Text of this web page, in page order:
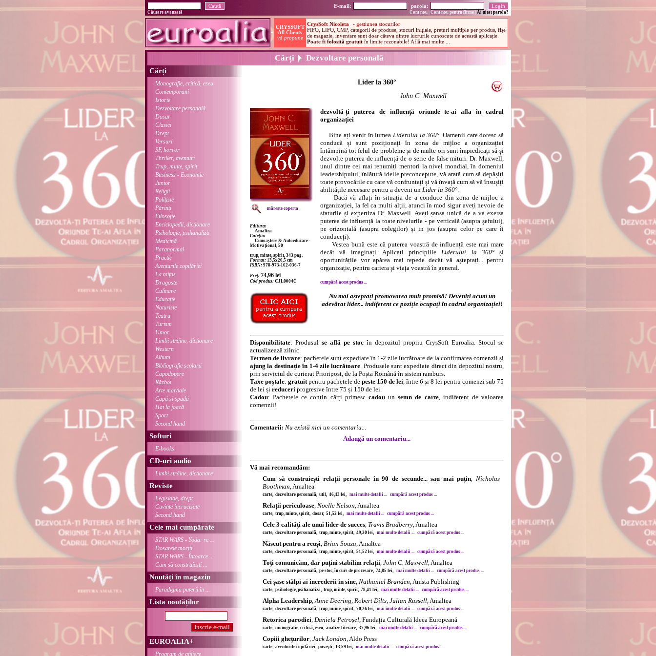
E-mail: parola:
Căutare avansată Cont nou Cont nou pentru firme Ai uitat parola?
Cărți Dezvoltare personală
Cărți
Monografie, critică, eseu
Contemporani
Istorie
Dezvoltare personală
Dosar
Clasici
Drept
Versuri
SF, horror
Thriller, aventuri
Trup, minte, spirit
Business - Economie
Junior
Religii
Polițiste
Părinți
Filosofie
Enciclopedii, dicționare
Psihologie, psihanaliză
Medicină
Paranormal
Practic
Aventurile copilăriei
La taifas
Dragoste
Culinare
Educație
Naturiste
Teatru
Turism
Umor
Limbi străine, dicționare
Western
Album
Bibliografie școlară
Capodopere
Război
Arte marțiale
Capă și spadă
Hai la joacă
Sport
Second hand
Softuri
E-books
CD-uri audio
Limbi străine, dicționare
Reviste
Legislație, drept
Cuvinte încrucișate
Second hand
Cele mai cumpărate
STAR WARS - Yoda: re ...
Dosarele morții
STAR WARS - Întoarce ...
Cum să construiești ...
Noutăți în magazin
Paradigma puterii în ...
Lista noutăților
EUROALIA+
Program de afiliere
Lider la 360°
John C. Maxwell
mărește coperta
Editura:
Amaltea
Coleția:
Cunoaștere & Autoeducare -
Motivațional, 50
trup, minte, spirit, 343 pag.
Format: 13,5x20,5 cm
ISBN: 978-973-162-036-7
Preț: 74,96 lei
Cod produs: CJL0004C
dezvoltă-ți puterea de influență oriunde te-ai afla în cadrul
organizației
Bine ați venit în lumea Liderului la 360°. Oamenii care doresc să
conducă și sunt poziționați în zona de mijloc a organizației
întâmpină tot felul de probleme și de multe ori sunt împiedicați să-și
dezvolte puterea de influență de o serie de false mituri. Dr. Maxwell,
unul dintre cei mai renumiți mentori la nivel mondial, în domeniul
leadershipului, înlătură ideile preconcepute, vă arată cum să depășiți
toate provocările cu care vă confruntați și vă învață cum să vă însușiți
abilitățile necesare pentru a deveni un Lider la 360°.
Dacă vă aflați în situația de a conduce din zona de mijloc a
organizației, la fel ca multi alții, atunci în mod sigur aveți nevoie de
sfaturile și expertiza Dr. Maxwell. Aveți șansa unică de a va exersa
puterea de influență la toate nivelurile - pe verticală (asupra șefului),
pe orizontală (asupra colegilor) și in jos (asupra celor pe care îi
conduceți).
Vestea bună este că puterea voastră de influență este mai mare
decât vă imaginați. Aplicați principiileLiderului la 360°și
oportunitățile vor apărea mai repede decât vă așteptați... pentru
organizație, pentru cariera și viața voastră în general.
cumpără acest produs ...
Nu mai așteptați promovarea mult promisă! Deveniți acum un
adevărat lider... indiferent ce poziție ocupați în cadrul organizației!
Disponibilitate: Produsul se află pe stoc în depozitul propriu CrysSoft Euroalia. Stocul se
actualizează zilnic.
Termen de livrare: pachetele sunt expediate în 1-2 zile lucrătoare de la confirmarea comenzii și
ajung la destinație în 1-4 zile lucrătoare. Produsele sunt expediate direct din depozitul nostru,
prin serviciul de curierat Prioripost, de la Poșta Română în sistem ramburs.
Taxe poștale: gratuitpentru pachetele de peste 150 de lei, între 6 și 8 lei pentru comenzi sub 75
de lei și reduceri progresive între 75 și 150 de lei.
Cadou: Pachetele ce conțin cărți primesc cadouunsemn de carte, indiferent de valoarea
comenzii!
Comentarii: Nu există nici un comentariu...
Adaugă un comentariu...
Vă mai recomandăm:
Cum să construiești relații personale în 90 de secunde... sau mai puțin,Nicholas
Boothman, Amaltea
carte, dezvoltare personală, util, 46,43 lei, mai multe detalii ... cumpără acest produs ...
Relații periculoase, Noelle Nelson, Amaltea
carte, trup, minte, spirit, dosar, 51,52 lei, mai multe detalii ... cumpără acest produs ...
Cele 3 calități ale unui lider de succes, Travis Bradberry, Amaltea
carte, dezvoltare personală, trup, minte, spirit, 49,20 lei, mai multe detalii ... cumpără acest produs ...
Născut pentru a reuși, Brian Souza, Amaltea
carte, dezvoltare personală, trup, minte, spirit, 51,52 lei, mai multe detalii ... cumpără acest produs ...
Toți comunicăm, dar puțini stabilim relații, John C. Maxwell, Amaltea
carte, dezvoltare personală, pe stoc, în curs de procesare, 74,85 lei, mai multe detalii ... cumpără acest produs ...
Cei șase stâlpi ai încrederii în sine, Nathaniel Branden, Amsta Publishing
carte, psihologie, psihanaliză, trup, minte, spirit, 78,41 lei, mai multe detalii ... cumpără acest produs ...
Alpha Leadership,Anne Deering, Robert Dilts, Julian Russell, Amaltea
carte, dezvoltare personală, trup, minte, spirit, 70,26 lei, mai multe detalii ... cumpără acest produs ...
Retorica parodiei, Daniela Petroșel, Fundația Culturală Ideea Europeană
carte, monografie, critică, eseu, analize literare, 37,96 lei, mai multe detalii ... cumpără acest produs ...
Copiii ghețurilor, Jack London, Aldo Press
carte, aventurile copilăriei, povești, 13,59 lei, mai multe detalii ... cumpără acest produs ...